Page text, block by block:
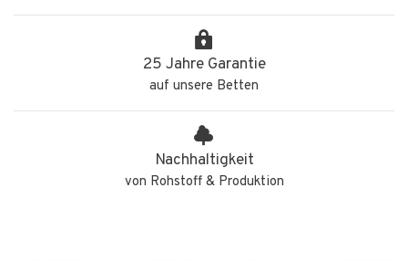
25 Jahre Garantie
auf unsere Betten
Nachhaltigkeit
von Rohstoff & Produktion